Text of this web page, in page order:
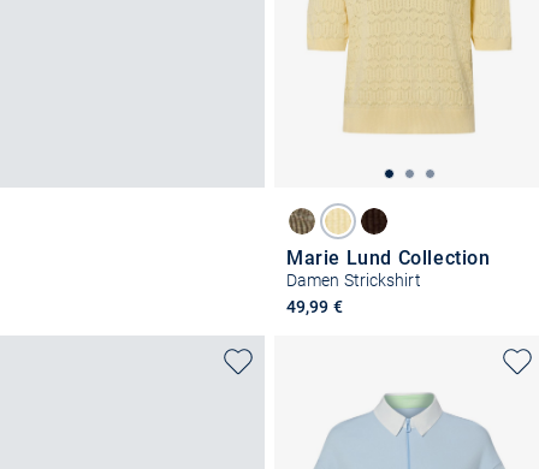
Marie Lund Collection
Damen Strickshirt
49,99 €